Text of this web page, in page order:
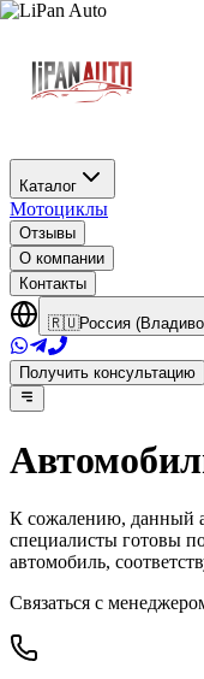
Каталог
Мотоциклы
Отзывы
О компании
Контакты
🇷🇺Россия
Получить консультацию
К сожалению, данный
специалисты готовы
автомобиль,
Связаться с